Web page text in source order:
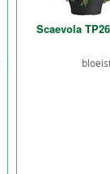
Scaevola